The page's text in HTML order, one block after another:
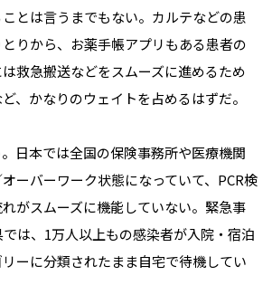
とは言うまでもない。カルテなどの患
りから、お薬手帳アプリもある患者の
救急搬送などをスムーズに進めるため
、かなりのウェイトを占めるはずだ。
日本では全国の保険事務所や医療機関
ーバーワーク状態になっていて、PCR検
がスムーズに機能していない。緊急事
は、1万人以上もの感染者が入院・宿泊
ーに分類されたまま自宅で待機してい